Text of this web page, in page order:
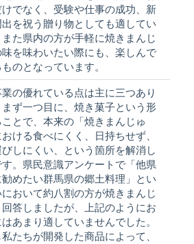
けでなく、受験や仕事の成功、新
出を祝う贈り物としても適してい
また県内の方が手軽に焼きまんじ
味を味わいたい際にも、楽しんで
のとなっています。
業の優れている点は主に三つあり
まず一つ目に、焼き菓子という形
とで、本来の「焼きまんじゅ
ける食べにくく、日持ちせず、
しにくい、という箇所を解消し
す。県民意識アンケートで「他県
めたい群馬県の郷土料理」とい
において約八割の方が焼きまんじ
回答しましたが、上記のようにお
あまり適していませんでした。
私たちが開発した商品によって、